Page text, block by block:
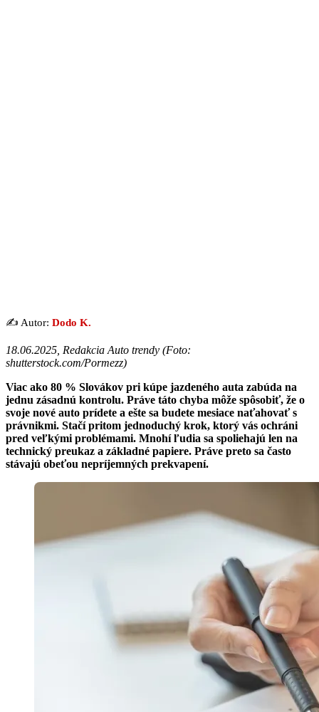
✍️ Autor: Dodo K.
18.06.2025, Redakcia Auto trendy (Foto:
shutterstock.com/Pormezz)
Viac ako 80 % Slovákov pri kúpe jazdeného auta zabúda na
jednu zásadnú kontrolu. Práve táto chyba môže spôsobiť, že o
svoje nové auto prídete a ešte sa budete mesiace naťahovať s
právnikmi. Stačí pritom jednoduchý krok, ktorý vás ochráni
pred veľkými problémami. Mnohí ľudia sa spoliehajú len na
technický preukaz a základné papiere. Práve preto sa často
stávajú obeťou nepríjemných prekvapení.